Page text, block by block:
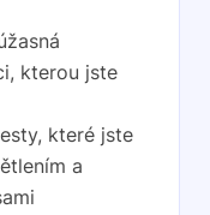
kterou jste
které jste
a